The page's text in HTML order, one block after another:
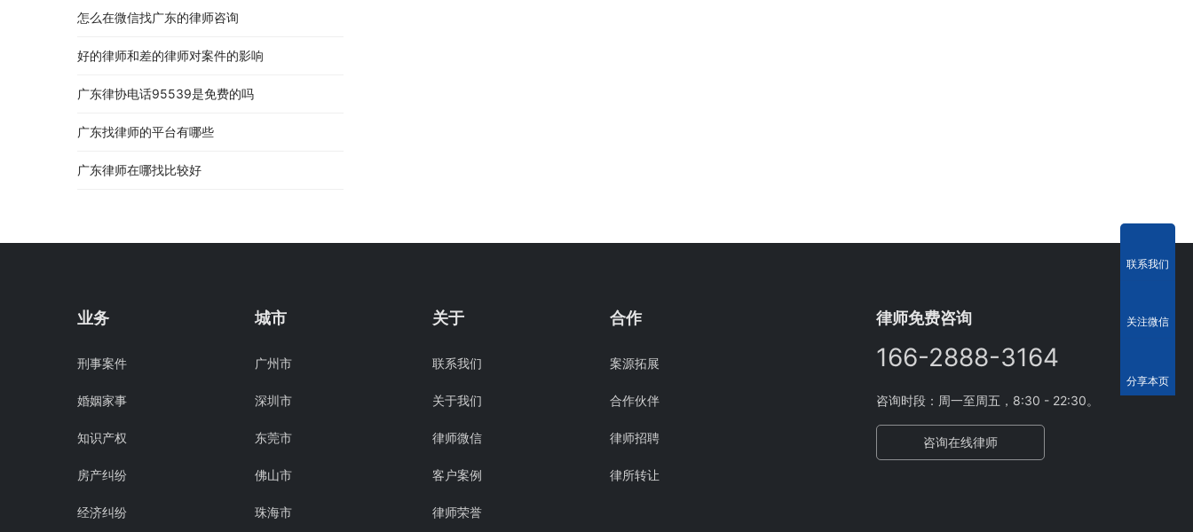
怎么在微信找广东的律师咨询
好的律师和差的律师对案件的影响
广东律协电话95539是免费的吗
广东找律师的平台有哪些
广东律师在哪找比较好
业务
刑事案件
婚姻家事
知识产权
房产纠纷
经济纠纷
城市
广州市
深圳市
东莞市
佛山市
珠海市
关于
联系我们
关于我们
律师微信
客户案例
律师荣誉
合作
案源拓展
合作伙伴
律师招聘
律所转让
律师免费咨询
166-2888-3164
咨询时段：周一至周五，8:30 - 22:30。
咨询在线律师
联系我们
关注微信
分享本页